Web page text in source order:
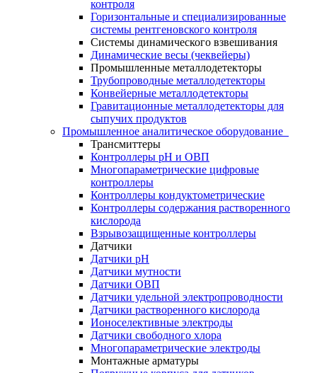
контроля
Горизонтальные и специализированные
системы рентгеновского контроля
Системы динамического взвешивания
Динамические весы (чеквейеры)
Промышленные металлодетекторы
Трубопроводные металлодетекторы
Конвейерные металлодетекторы
Гравитационные металлодетекторы для
сыпучих продуктов
Промышленное аналитическое оборудование
Трансмиттеры
Контроллеры рН и ОВП
Многопараметрические цифровые
контроллеры
Контроллеры кондуктометрические
Контроллеры содержания растворенного
кислорода
Взрывозащищенные контроллеры
Датчики
Датчики рН
Датчики мутности
Датчики ОВП
Датчики удельной электропроводности
Датчики растворенного кислорода
Ионоселективные электроды
Датчики свободного хлора
Многопараметрические электроды
Монтажные арматуры